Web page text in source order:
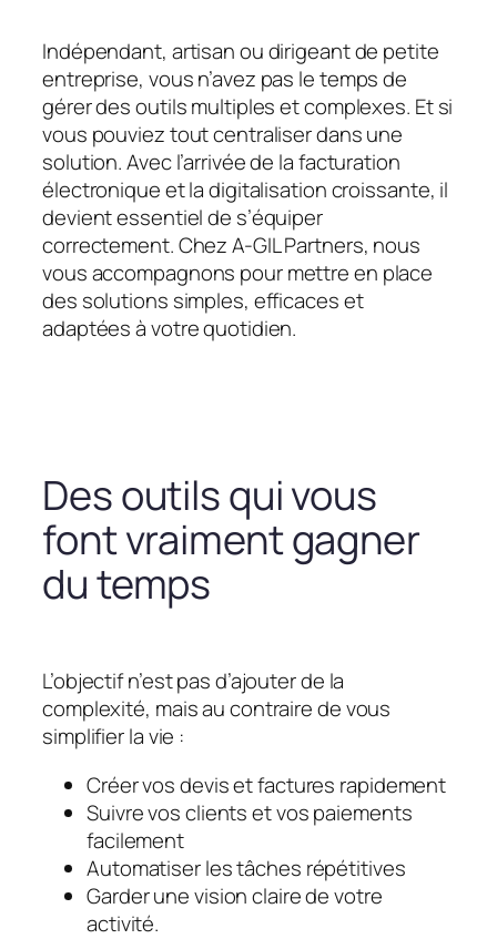
Indépendant, artisan ou dirigeant de petite
entreprise, vous n’avez pas le temps de
gérer des outils multiples et complexes. Et si
vous pouviez tout centraliser dans une
solution. Avec l’arrivée de la facturation
électronique et la digitalisation croissante, il
devient essentiel de s’équiper
correctement. Chez A-GIL Partners, nous
vous accompagnons pour mettre en place
des solutions simples, efficaces et
adaptées à votre quotidien.
Des outils qui vous
font vraiment gagner
du temps
L’objectif n’est pas d’ajouter de la
complexité, mais au contraire de vous
simplifier la vie :
Créer vos devis et factures rapidement
Suivre vos clients et vos paiements
facilement
Automatiser les tâches répétitives
Garder une vision claire de votre
activité.